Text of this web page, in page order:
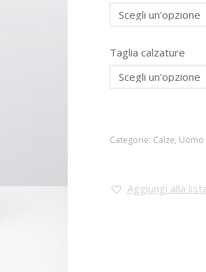
Taglia calzature
Categorie: Calze, Uomo
Aggiungi alla